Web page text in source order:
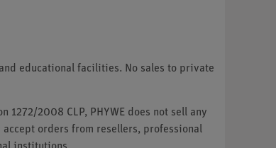
educational facilities. No sales to private
1272/2008 CLP, PHYWE does not sell any
orders from resellers, professional